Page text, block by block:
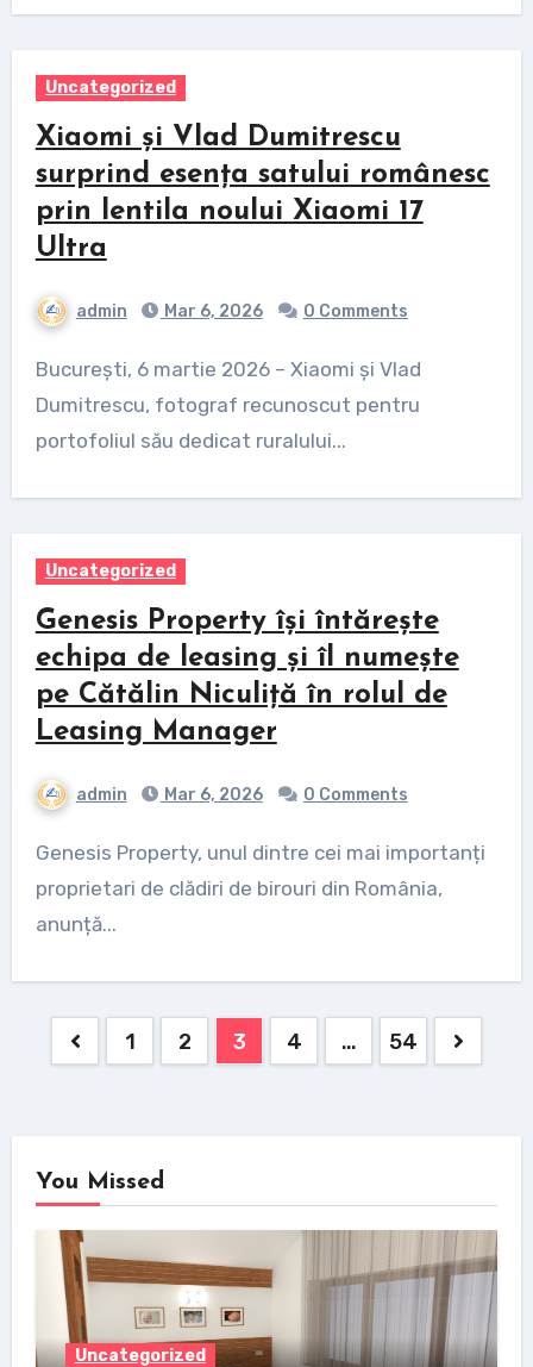
Uncategorized
Xiaomi și Vlad Dumitrescu
surprind esența satului românesc
prin lentila noului Xiaomi 17
Ultra
admin Mar 6, 2026 0 Comments
București, 6 martie 2026 – Xiaomi și Vlad
Dumitrescu, fotograf recunoscut pentru
portofoliul său dedicat ruralului...
Uncategorized
Genesis Property își întărește
echipa de leasing și îl numește
pe Cătălin Niculiță în rolul de
Leasing Manager
admin Mar 6, 2026 0 Comments
Genesis Property, unul dintre cei mai importanți
proprietari de clădiri de birouri din România,
anunță...
Posts
1 2 3 4 … 54
You Missed
Uncategorized